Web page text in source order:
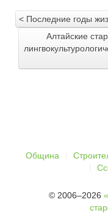
< Последние годы
Алтайские
Община
© 2006–2026